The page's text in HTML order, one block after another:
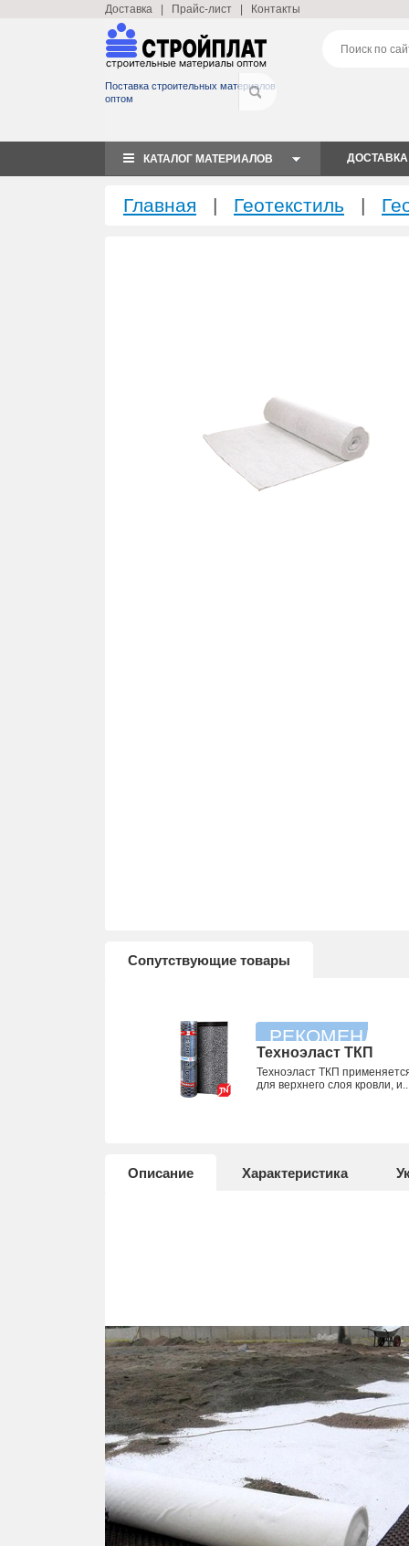
Доставка Прайс-лист Контакты
Поставка строительных материалов
оптом
КАТАЛОГ МАТЕРИАЛОВ ДОСТАВКА
Главная | Геотекстиль |
Сопутствующие товары
Техноэласт ТКП
Техноэласт ТКП
для верхнего слоя кровли, и..
Описание Характеристика